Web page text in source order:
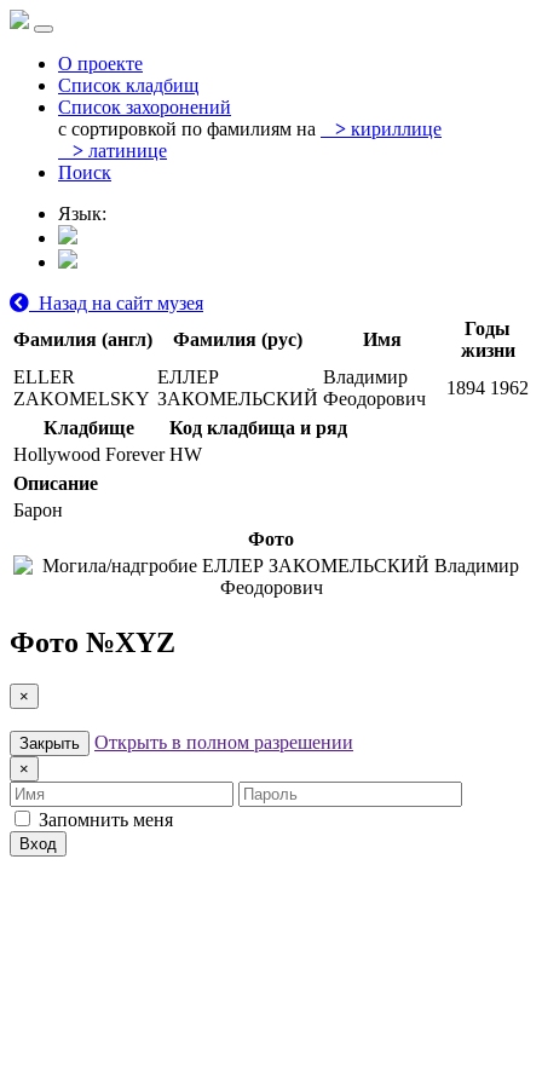
О проекте
Список кладбищ
Список захоронений
с сортировкой по фамилиям на
> кириллице
> латинице
Поиск
Язык:
Назад на сайт музея
Фамилия (англ)
Фамилия (рус) Имя
Годы
жизни
ELLER
ZAKOMELSKY
ЕЛЛЕР
ЗАКОМЕЛЬСКИЙ
Владимир
Феодорович
1894 1962
Кладбище
Код кладбища и ряд
Hollywood Forever HW
Описание
Барон
Фото
Фото №XYZ
×
Закрыть Открыть в полном разрешении
×
Имя
Пароль
Запомнить меня
Вход